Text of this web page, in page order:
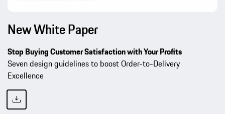
New White Paper
Stop Buying Customer Satisfaction with Your Profits
Seven design guidelines to boost Order-to-Delivery
Excellence